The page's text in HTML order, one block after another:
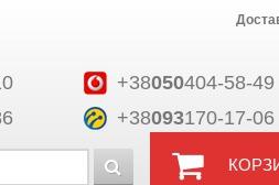
+38050404-58-49
+38093170-17-06